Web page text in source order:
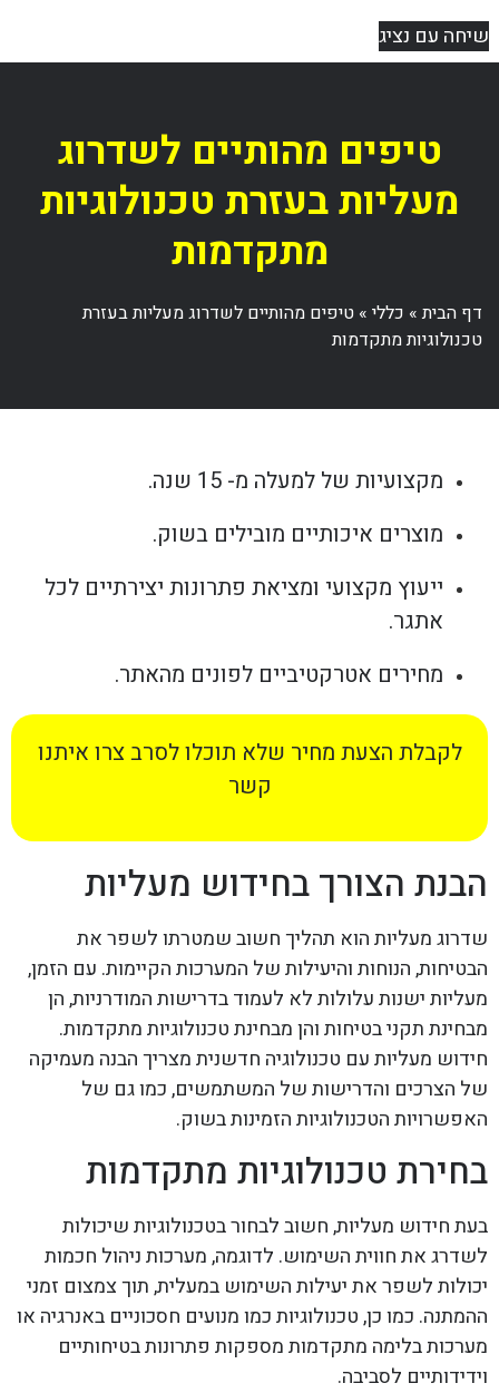
שיחה עם נציג
טיפים מהותיים לשדרוג
מעליות בעזרת טכנולוגיות
מתקדמות
דף הבית» כללי» טיפים מהותיים לשדרוג מעליות בעזרת
טכנולוגיות מתקדמות
מקצועיות של למעלה מ- 15 שנה.
מוצרים איכותיים מובילים בשוק.
ייעוץ מקצועי ומציאת פתרונות יצירתיים לכל
אתגר.
מחירים אטרקטיביים לפונים מהאתר.
לקבלת הצעת מחיר שלא תוכלו לסרב צרו איתנו
קשר
הבנת הצורך בחידוש מעליות
שדרוג מעליות הוא תהליך חשוב שמטרתו לשפר את
הבטיחות, הנוחות והיעילות של המערכות הקיימות. עם הזמן,
מעליות ישנות עלולות לא לעמוד בדרישות המודרניות, הן
מבחינת תקני בטיחות והן מבחינת טכנולוגיות מתקדמות.
חידוש מעליות עם טכנולוגיה חדשנית מצריך הבנה מעמיקה
של הצרכים והדרישות של המשתמשים, כמו גם של
האפשרויות הטכנולוגיות הזמינות בשוק.
בחירת טכנולוגיות מתקדמות
בעת חידוש מעליות, חשוב לבחור בטכנולוגיות שיכולות
לשדרג את חווית השימוש. לדוגמה, מערכות ניהול חכמות
יכולות לשפר את יעילות השימוש במעלית, תוך צמצום זמני
ההמתנה. כמו כן, טכנולוגיות כמו מנועים חסכוניים באנרגיה או
מערכות בלימה מתקדמות מספקות פתרונות בטיחותיים
וידידותיים לסביבה.